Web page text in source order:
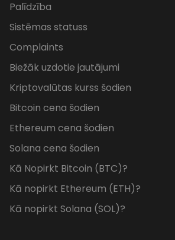
Palīdzība
Sistēmas statuss
Complaints
Biežāk uzdotie jautājumi
Kriptovalūtas kurss šodien
Bitcoin cena šodien
Ethereum cena šodien
Solana cena šodien
Kā Nopirkt Bitcoin (BTC)?
Kā nopirkt Ethereum (ETH)?
Kā nopirkt Solana (SOL)?